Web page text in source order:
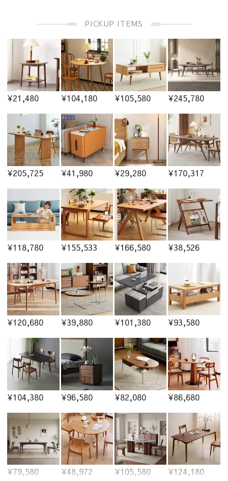
PICKUP ITEMS
¥21,480 ¥104,180 ¥105,580 ¥245,780
¥205,725 ¥41,980 ¥29,280 ¥170,317
¥118,780 ¥155,533 ¥166,580 ¥38,526
¥120,680 ¥39,880 ¥101,380 ¥93,580
¥104,380 ¥96,580 ¥82,080 ¥86,680
¥79,580 ¥48,972 ¥105,580
¥124,180